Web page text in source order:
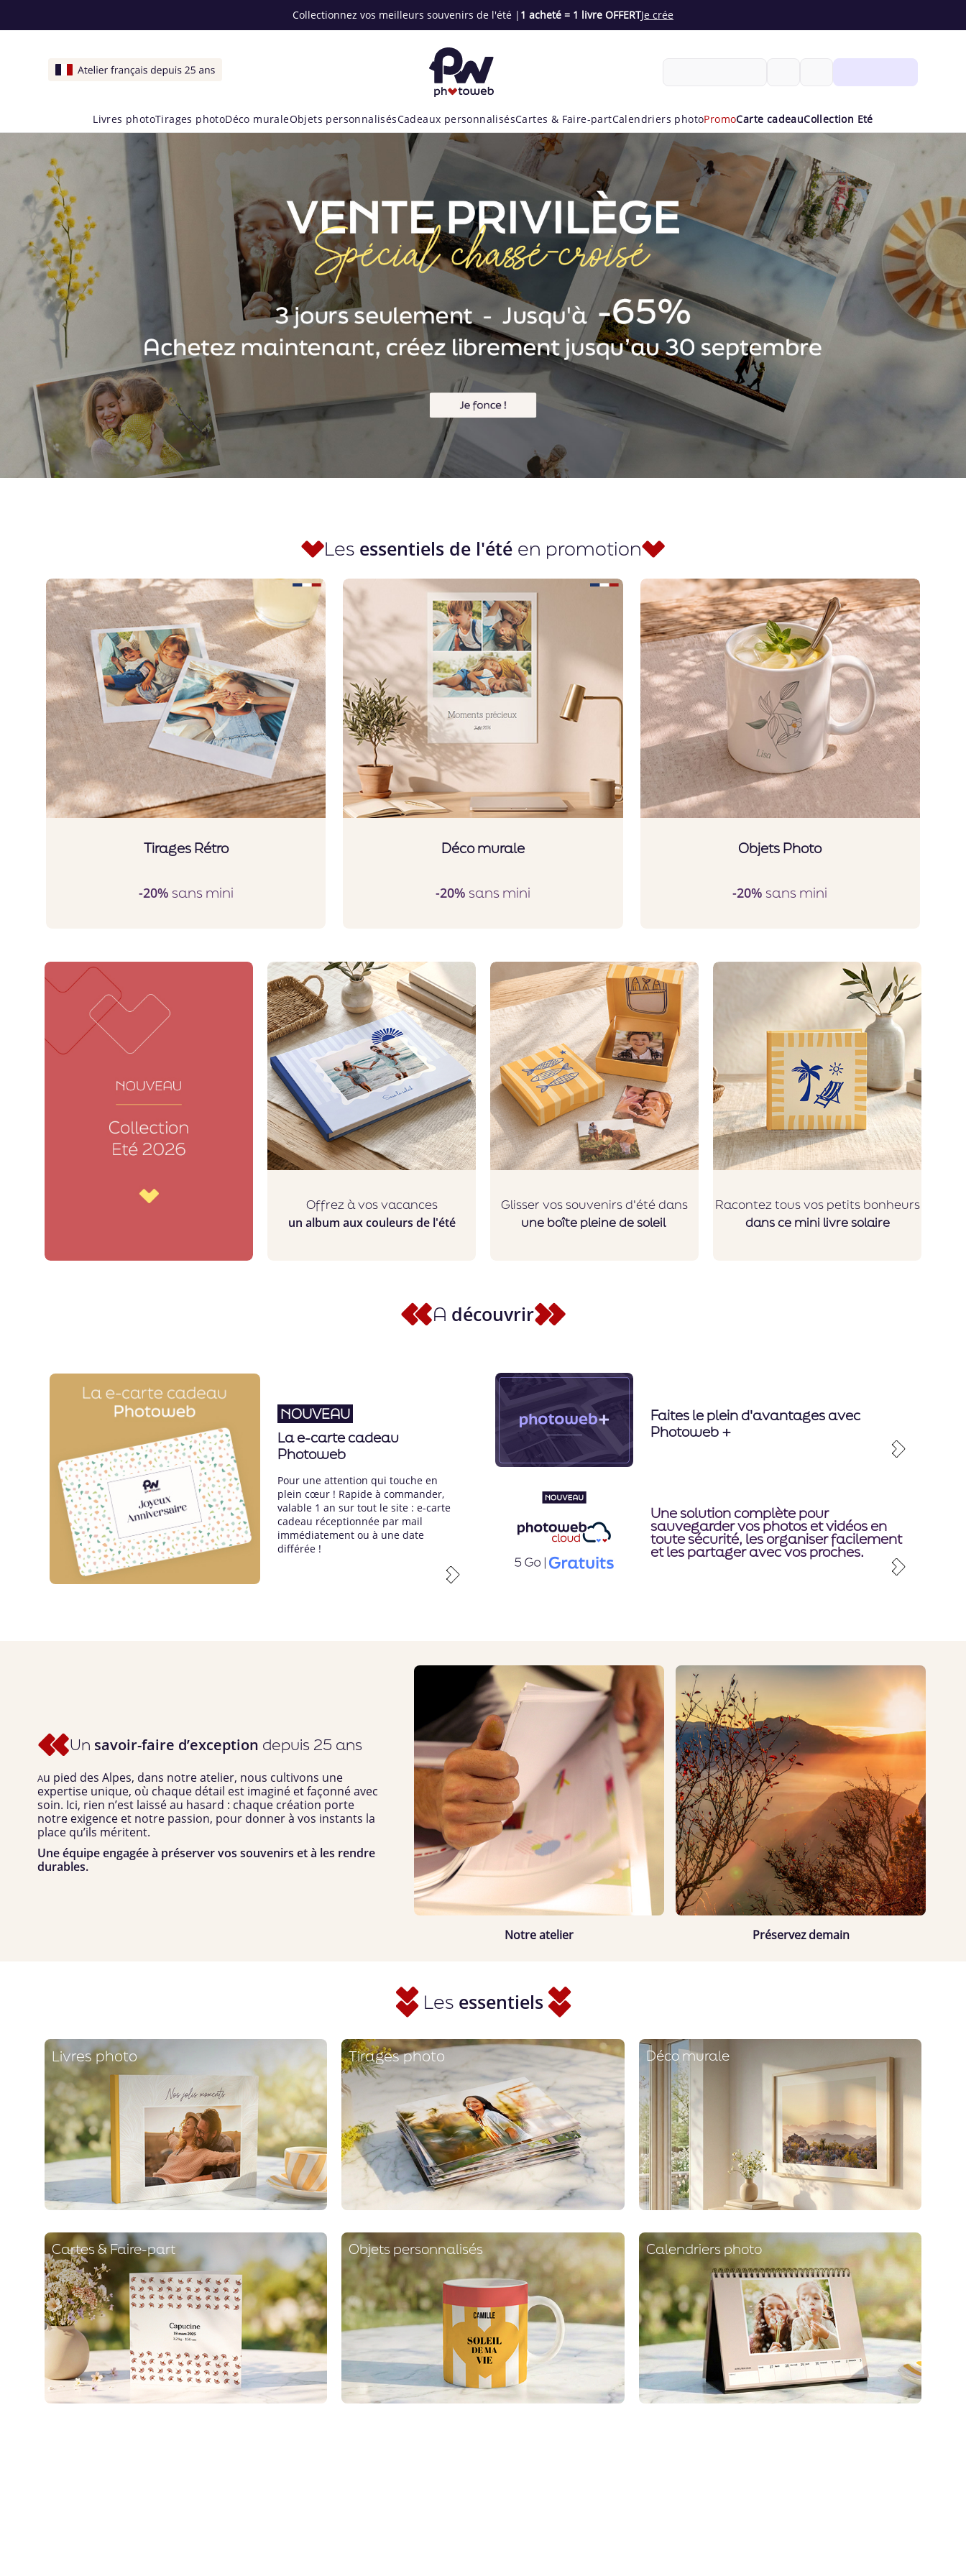
Collectionnez vos meilleurs souvenirs de l'été | 1 acheté = 1 livre OFFERTJe crée
Livres photoTirages photoDéco muraleObjets personnalisésCadeaux personnalisésCartes & Faire-partCalendriers photoPromoCarte cadeauCollection Eté
Les essentiels de l'été en promotion
Tirages Rétro
-20% sans mini
Déco murale
-20% sans mini
Objets Photo
-20% sans mini
Offrez à vos vacances
un album aux couleurs de l'été
Glisser vos souvenirs d'été dans
une boîte pleine de soleil
Racontez tous vos petits bonheurs
dans ce mini livre solaire
A découvrir
NOUVEAU
La e-carte cadeau
Photoweb
Pour une attention qui touche en
plein cœur ! Rapide à commander,
valable 1 an sur tout le site : e-carte
cadeau réceptionnée par mail
immédiatement ou à une date
différée !
Faites le plein d'avantages avec
Photoweb +
Une solution complète pour
sauvegarder vos photos et vidéos en
toute sécurité, les organiser facilement
et les partager avec vos proches.
Un savoir-faire d’exception depuis 25 ans
Au pied des Alpes, dans notre atelier, nous cultivons une
expertise unique, où chaque détail est imaginé et façonné avec
soin. Ici, rien n’est laissé au hasard : chaque création porte
notre exigence et notre passion, pour donner à vos instants la
place qu’ils méritent.
Une équipe engagée à préserver vos souvenirs et à les rendre
durables.
Notre atelier Préservez demain
Les essentiels
Livres photo Tirages photo Déco murale
Cartes & Faire-part Objets personnalisés Calendriers photo